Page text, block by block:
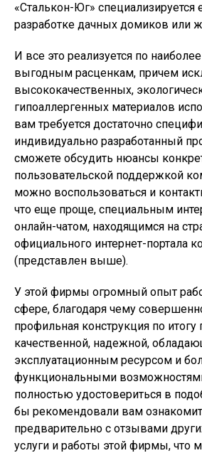
«Сталькон-Юг» специализируется
разработке дачных домиков или
И все это реализуется по
выгодным расценкам, причем
высококачественных,
гипоаллергенных материалов
вам требуется достаточно
индивидуально разработанный
сможете обсудить нюансы
пользовательской поддержкой
можно воспользоваться и
что еще проще, специальным
онлайн-чатом, находящимся на
официального интернет-портала
(представлен выше).
У этой фирмы огромный опыт
сфере, благодаря чему
профильная конструкция по итогу
качественной, надежной,
эксплуатационным ресурсом и
функциональными
полностью удостовериться в
бы рекомендовали вам
предварительно с отзывами
услуги и работы этой фирмы, что